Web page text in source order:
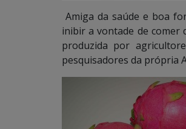
Amiga da saúde e boa
inibir a vontade de comer
produzida por
pesquisadores da própria